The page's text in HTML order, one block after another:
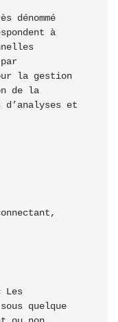
dénommé
à
la gestion
de la
et
Les
quelque